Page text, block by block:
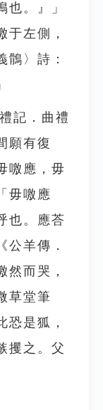
也。』」
于左側，
鶻〉詩：
記．曲禮
願有復
噭應，毋
毋噭應
也。應荅
公羊傳．
然而哭，
草堂筆
恐是狐，
攫之。父